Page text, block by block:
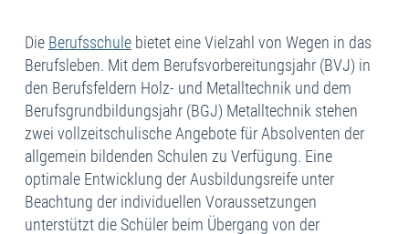
Die Berufsschulebietet eine Vielzahl von Wegen in das
Berufsleben. Mit dem Berufsvorbereitungsjahr (BVJ) in
den Berufsfeldern Holz- und Metalltechnik und dem
Berufsgrundbildungsjahr (BGJ) Metalltechnik stehen
zwei vollzeitschulische Angebote für Absolventen der
allgemein bildenden Schulen zu Verfügung. Eine
optimale Entwicklung der Ausbildungsreife unter
Beachtung der individuellen Voraussetzungen
unterstützt die Schüler beim Übergang von der